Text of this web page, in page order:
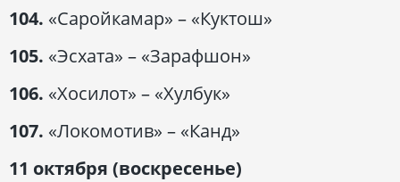
104. «Саройкамар» – «Куктош»
105. «Эсхата» – «Зарафшон»
106. «Хосилот» – «Хулбук»
107. «Локомотив» – «Канд»
11 октября (воскресенье)